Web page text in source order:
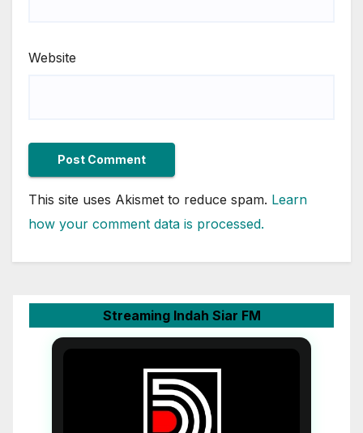
Website
This site uses Akismet to reduce spam. Learn
how your comment data is processed.
Streaming Indah Siar FM